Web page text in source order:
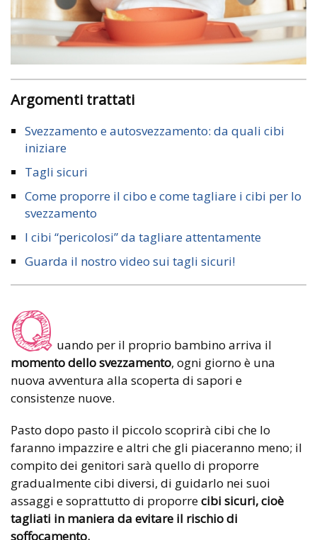
Argomenti trattati
Svezzamento e autosvezzamento: da quali cibi
iniziare
Tagli sicuri
Come proporre il cibo e come tagliare i cibi per lo
svezzamento
I cibi “pericolosi” da tagliare attentamente
Guarda il nostro video sui tagli sicuri!
Q uando per il proprio bambino arriva il
momento dello svezzamento, ogni giorno è una
nuova avventura alla scoperta di sapori e
consistenze nuove.
Pasto dopo pasto il piccolo scoprirà cibi che lo
faranno impazzire e altri che gli piaceranno meno; il
compito dei genitori sarà quello di proporre
gradualmente cibi diversi, di guidarlo nei suoi
assaggi e soprattutto di proporrecibi sicuri, cioè
tagliati in maniera da evitare il rischio di
soffocamento.